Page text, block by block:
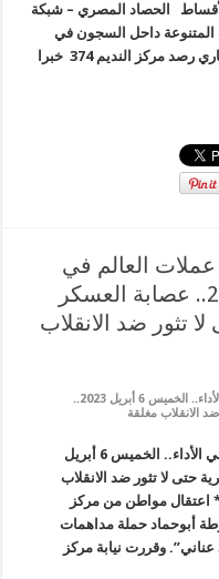
الحصاد المصري – شبكة
الانتهاكات المتنوعة داحل السجون في
حصاد أرشيف القهر للربع الأول من العام الجاري رصد مركز النديم 374 خبرا
العالم في
الأداء.. الخميس 6 أبريل 2023.. عصابة العسكر
تثور ضد الانقلاب
على الجنيه المصري سادس أسوأ عملات العالم في الأداء.. الخميس 6 أبريل 2023..
الانقلاب مغلقة
الجنيه المصري سادس أسوأ عملات العالم في الأداء.. الخميس 6 أبريل
حتى لا تثور ضد الانقلاب
اعتقال مواطن من مركز
أبوحماد حملة مداهمات
وقررت نيابة مركز